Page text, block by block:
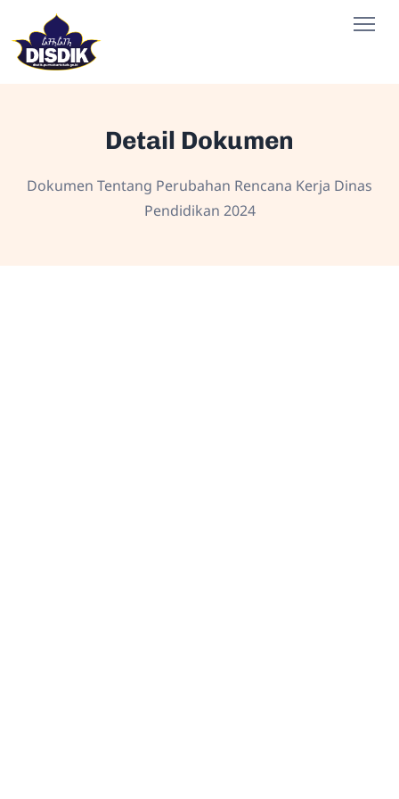
Detail Dokumen
Dokumen Tentang Perubahan Rencana Kerja Dinas
Pendidikan 2024